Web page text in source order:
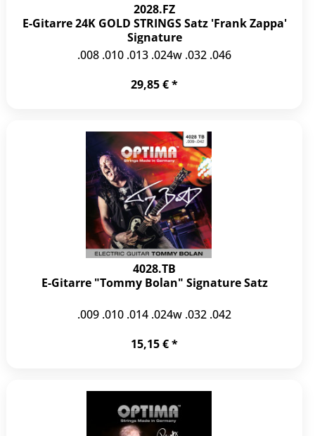
2028.FZ
E-Gitarre 24K GOLD STRINGS Satz 'Frank Zappa'
Signature
.008 .010 .013 .024w .032 .046
29,85 € *
4028.TB
E-Gitarre "Tommy Bolan" Signature Satz
.009 .010 .014 .024w .032 .042
15,15 € *